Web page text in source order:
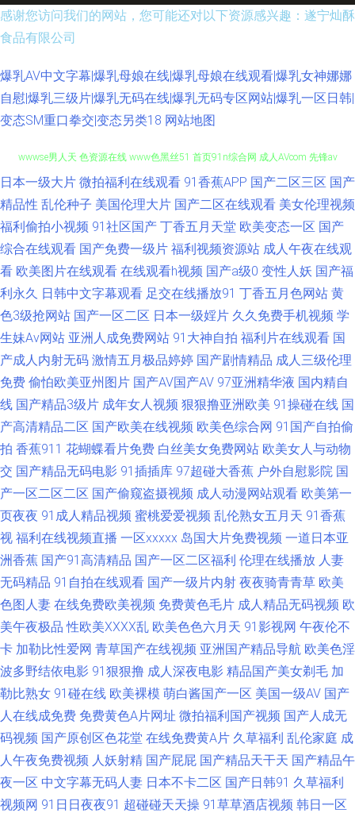
感谢您访问我们的网站，您可能还对以下资源感兴趣：遂宁灿酥
食品有限公司
爆乳AV中文字幕|爆乳母娘在线|爆乳母娘在线观看|爆乳女神娜娜
自慰|爆乳三级片|爆乳无码在线|爆乳无码专区网站|爆乳一区日韩|
变态SM重口拳交|变态另类18 网站地图
91韩国 夜色18禁色色 91干丝袜 美欧韩视频 爱爱打泡影院 微拍福利91
wwwse男人天 色资源在线 www色黑丝51 首页91n综合网 成人AVcom 先锋av
美人妖淫乱成人专区 超碰在线国产人人 色婷婷亚洲精品 久久网一级 91久久
一 欧美日韩瑞士久久 91资源超碰大香蕉 亚洲狼友AV 国产九一 在线啊v 久久
日精品 91丝袜海角 青青草青青老司机 97視頻資源共享 影音先锋家庭乱来 黄
色精品网站69 91黑丝免费 精品少妇二区 91狼友紧急 成人五级片论理 中文
干 大香蕉伊人色 91高清无码电影 91理论视频 黄色网页版 91九色porn四虎
日韩AV三级勉费 91在线免费观看网站 91ncom指南 国产手机自拍a 91亚洲精
品久久 影音先锋制服诱惑电影 欧美蝌蚪91色9 91深夜做爱深夜福利 日韩精
品一本道 超碰色婷婷 婷婷伊人久久蜜桃 国产精品久久国产 综合久色AⅤ日韩
精品 欧美乱嫖 91影院在线 人人肏肏 wwwAV网址 新在线vt天堂 国产综合日
韩 91超碰地址 日韩不卡在线乱码人妻 九一色站 91乱子伦国产 桃色剧院 国
产视频一列表一17 欧美成人黑白配 亚洲无码另类专区 欧美好色综合区 91社
区在线 久草免费福利资源站 欧美另类TV 91制片厂探花在线 五月天啪啪做爱
日本一级大片 微拍福利在线观看 91香蕉APP 国产二区三区 国产
精品性 乱伦种子 美国伦理大片 国产二区在线观看 美女伦理视频
福利偷拍小视频 91社区国产 丁香五月天堂 欧美变态一区 国产
综合在线观看 国产免费一级片 福利视频资源站 成人午夜在线观
看 欧美图片在线观看 在线观看h视频 国产a级0 变性人妖 国产福
利永久 日韩中文字幕观看 足交在线播放91 丁香五月色网站 黄
色3级抢网站 国产一区二区 日本一级婬片 久久免费手机视频 学
生妹Av网站 亚洲人成免费网站 91大神自拍 福利片在线观看 国
产成人内射无码 激情五月极品婷婷 国产剧情精品 成人三级伦理
免费 偷怕欧美亚州图片 国产AV国产AV 97亚洲精华液 国内精自
线 国产精品3级片 成年女人视频 狠狠撸亚洲欧美 91操碰在线 国
产高清精品二区 国产欧美在线视频 欧美色综合网 91国产自拍偷
拍 香蕉911 花蝴蝶看片免费 白丝美女免费网站 欧美女人与动物
交 国产精品无码电影 91插插库 97超碰大香蕉 户外自慰影院 国
产一区二区二区 国产偷窥盗摄视频 成人动漫网站观看 欧美第一
页夜夜 91成人精品视频 蜜桃爱爱视频 乱伦熟女五月天 91香蕉
视 福利在线视频直播 一区xxxxx 岛国大片免费视频 一道日本亚
洲香蕉 国产91高清精品 国产一区二区福利 伦理在线播放 人妻
无码精品 91自拍在线观看 国产一级片内射 夜夜骑青青草 欧美
色图人妻 在线免费欧美视频 免费黄色毛片 成人精品无码视频 欧
美午夜极品 性欧美ⅩⅩⅩⅩ乱 欧美色色六月天 91影视网 午夜伦不
卡 加勒比性爱网 青草国产在线视频 亚洲国产精品导航 欧美色淫
波多野结依电影 91狠狠撸 成人深夜电影 精品国产美女剃毛 加
勒比熟女 91碰在线 欧美裸模 萌白酱国产一区 美国一级AV 国产
人在线成免费 免费黄色A片网址 微拍福利国产视频 国产人成无
码视频 国产原创区色花堂 在线免费黄A片 久草福利 乱伦家庭 成
人午夜免费视频 人妖射精 国产屁屁 国产精品天干天 国产精品午
夜一区 中文字幕无码人妻 日本不卡二区 国产日韩91 久草福利
视频网 91日日夜夜91 超碰碰天天操 91草草酒店视频 韩日一区